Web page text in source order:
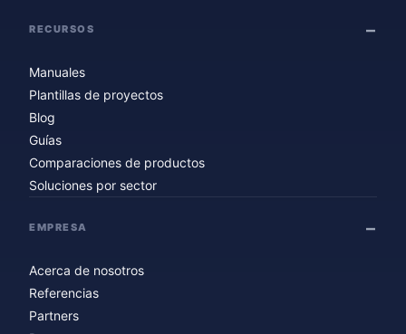
RECURSOS
Manuales
Plantillas de proyectos
Blog
Guías
Comparaciones de productos
Soluciones por sector
EMPRESA
Acerca de nosotros
Referencias
Partners